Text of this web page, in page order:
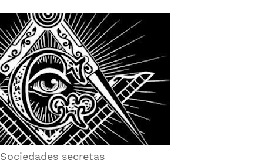
Sociedades secretas